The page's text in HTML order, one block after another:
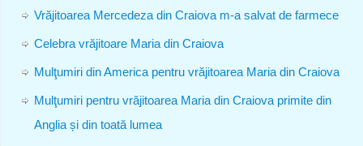
Vrăjitoarea Mercedeza din Craiova m-a salvat de farmece
Celebra vrăjitoare Maria din Craiova
Mulţumiri din America pentru vrăjitoarea Maria din Craiova
Mulţumiri pentru vrăjitoarea Maria din Craiova primite din
Anglia și din toată lumea